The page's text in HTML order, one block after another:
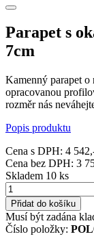
Parapet s
7cm
Kamenný parapet o
opracovanou
rozměr nás
Popis produktu
Cena s DPH: 4
Cena bez DPH: 3
Skladem 10 ks
Přidat do košíku
Musí být zadána
Číslo položky: